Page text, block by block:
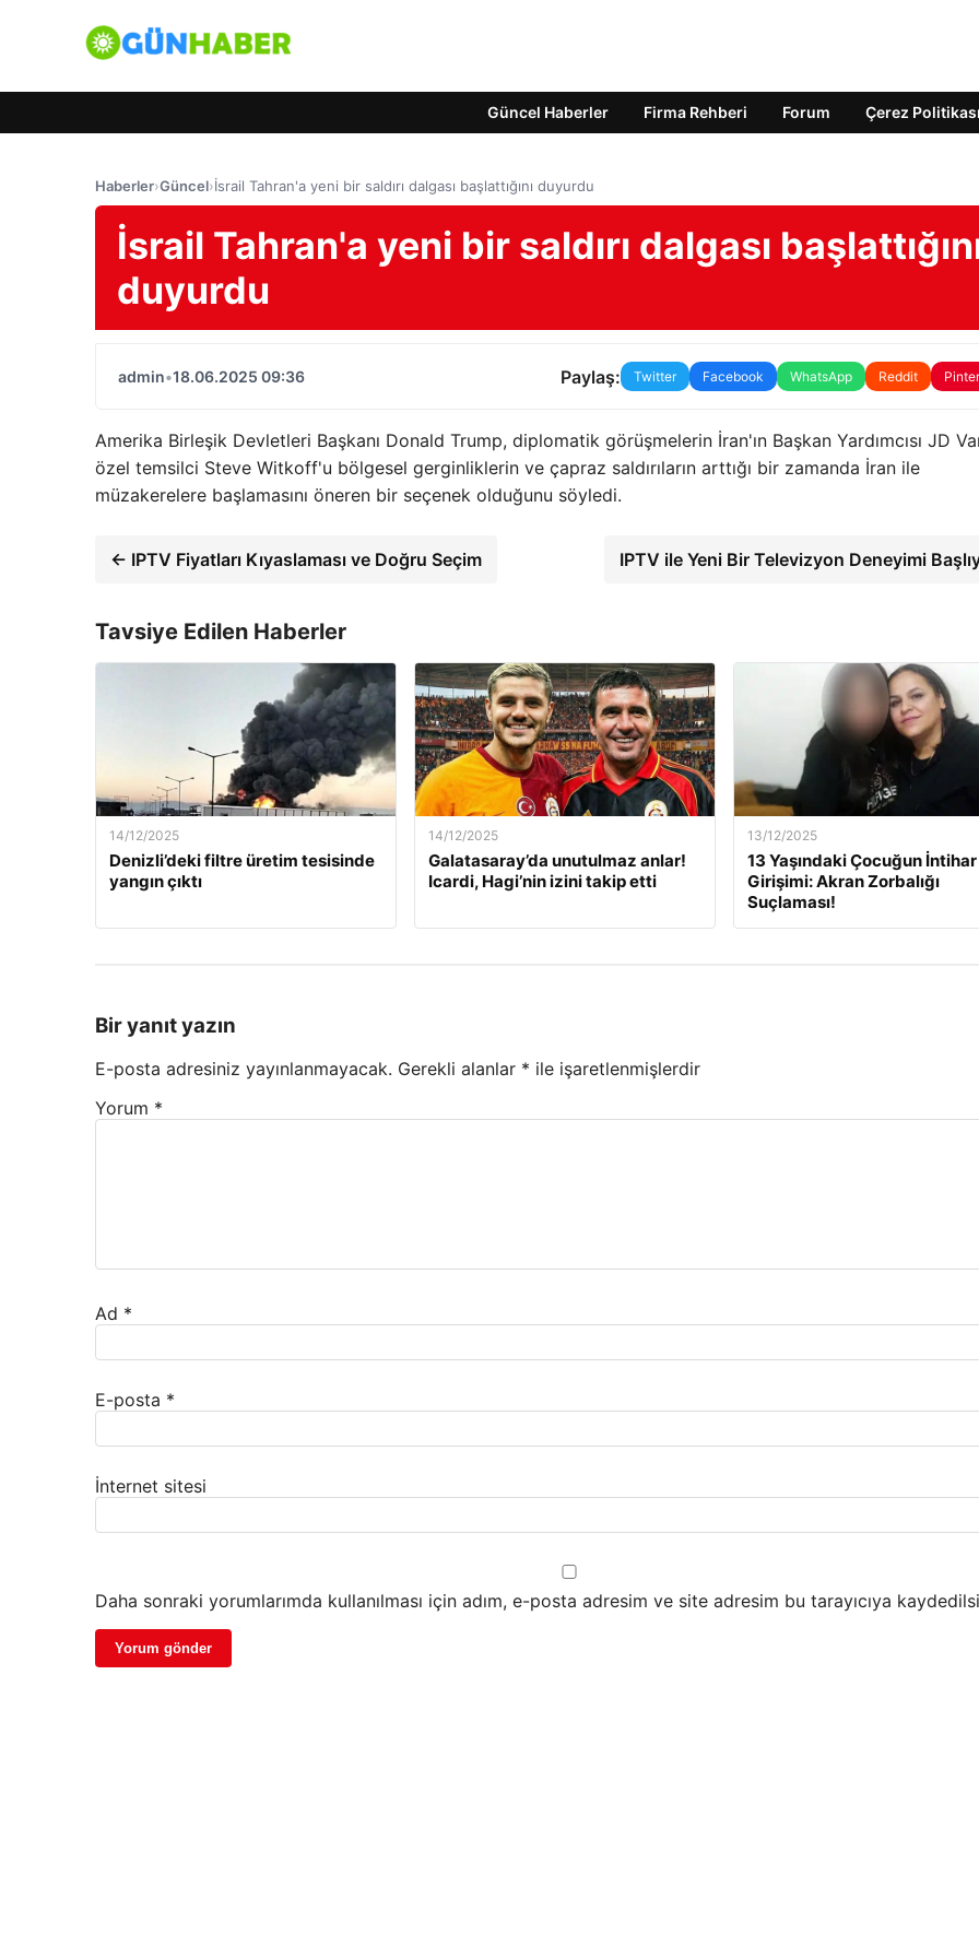
Güncel Haberler Firma Rehberi Forum Çerez Politikası
Haberler›Güncel›İsrail Tahran'a yeni bir saldırı dalgası başlattığını duyurdu
İsrail Tahran'a yeni bir saldırı dalgası
duyurdu
admin•18.06.2025 09:36 Paylaş: Twitter Facebook WhatsApp Reddit
Amerika Birleşik Devletleri Başkanı Donald Trump, diplomatik görüşmelerin İran'ın Başkan Yardımcısı JD
özel temsilci Steve Witkoff'u bölgesel gerginliklerin ve çapraz saldırıların arttığı bir zamanda İran ile
müzakerelere başlamasını öneren bir seçenek olduğunu söyledi.
← IPTV Fiyatları Kıyaslaması ve Doğru Seçim IPTV ile Yeni Bir Televizyon Deneyimi
Tavsiye Edilen Haberler
14/12/2025
Denizli’deki filtre üretim tesisinde
yangın çıktı
14/12/2025
Galatasaray’da unutulmaz anlar!
Icardi, Hagi’nin izini takip etti
13/12/2025
13 Yaşındaki Çocuğun İntihar
Girişimi: Akran Zorbalığı
Suçlaması!
Bir yanıt yazın
E-posta adresiniz yayınlanmayacak. Gerekli alanlar * ile işaretlenmişlerdir
Yorum *
Ad *
E-posta *
İnternet sitesi
Daha sonraki yorumlarımda kullanılması için adım, e-posta adresim ve site adresim bu tarayıcıya